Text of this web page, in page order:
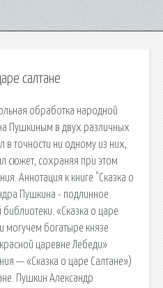
салтане
обработка народной
Пушкиным в двух различных
в точности ни одному из них,
сюжет, сохраняя при этом
Аннотация к книге "Сказка о
Пушкина - подлинное
«Сказка о царе
могучем богатыре князе
царевне Лебеди»
— «Сказка о царе Салтане»)
Пушкин Александр